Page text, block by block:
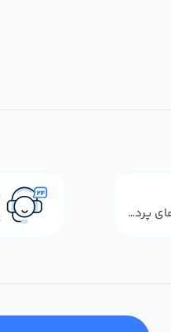
استفاده از روش‌های پرداخت امن